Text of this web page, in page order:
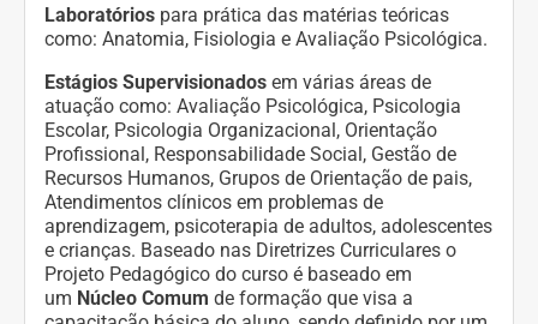
Laboratórios para prática das matérias teóricas
como: Anatomia, Fisiologia e Avaliação Psicológica.
Estágios Supervisionados em várias áreas de
atuação como: Avaliação Psicológica, Psicologia
Escolar, Psicologia Organizacional, Orientação
Profissional, Responsabilidade Social, Gestão de
Recursos Humanos, Grupos de Orientação de pais,
Atendimentos clínicos em problemas de
aprendizagem, psicoterapia de adultos, adolescentes
e crianças. Baseado nas Diretrizes Curriculares o
Projeto Pedagógico do curso é baseado em
um Núcleo Comum de formação que visa a